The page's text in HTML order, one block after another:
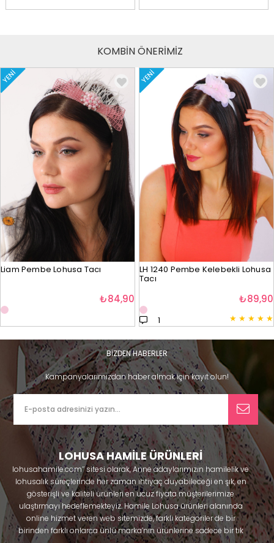
KOMBİN ÖNERİMİZ
YENI
Liam Pembe Lohusa Tacı
₺84,90
YENI
LH 1240 Pembe Kelebekli Lohusa
Tacı
★ ★ ★ ★ ★
1
₺89,90
BİZDEN HABERLER
Kampanyalarımızdan haber almak için kayıt olun!
LOHUSA HAMİLE ÜRÜNLERİ
lohusahamile.com’’ sitesi olarak, Anne adaylarımızın hamilelik ve
lohusalık süreçlerinde her zaman ihtiyaç duyabileceği en şık, en
gösterişli ve kaliteli ürünleri en ucuz fiyata müşterilerimize
ulaştırmayı hedeflemekteyiz. Hamile Lohusa ürünleri alanında
online hizmet veren web sitemizde, farklı kategoriler de bir
birinden farklı onlarca ünlü marka’nın ürünlerine sadece bir tık